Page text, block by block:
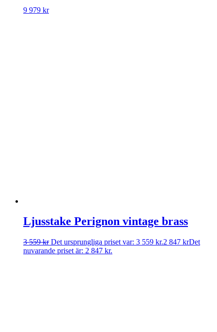
9 979 kr
Ljusstake Perignon vintage brass
3 559kr Det ursprungliga priset var: 3 559 kr.2 847 krDet
nuvarande priset är: 2 847 kr.